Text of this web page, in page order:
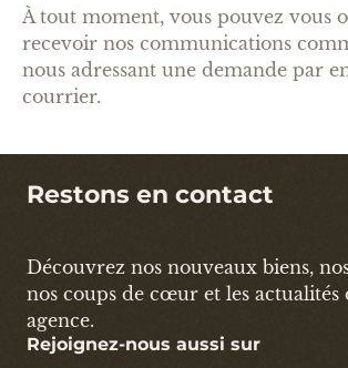
À tout moment, vous pouvez vous
recevoir nos communications
nous adressant une demande par
courrier.
Restons en contact
Découvrez nos nouveaux biens,
nos coups de cœur et les actualités
agence.
Rejoignez-nous aussi sur